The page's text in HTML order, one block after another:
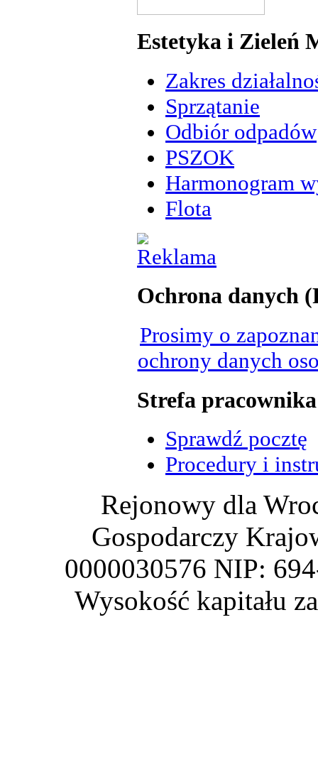
Estetyka i Zieleń
Zakres
Sprzątanie
Odbiór odpadów
PSZOK
Harmonogram
Flota
Ochrona danych
Prosimy o
ochrony danych
Strefa pracownika
Sprawdź pocztę
Procedury i
Rejonowy dla
Gospodarczy
0000030576 NIP:
Wysokość kapitału